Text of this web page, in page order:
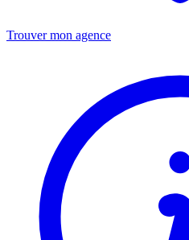
Trouver mon agence